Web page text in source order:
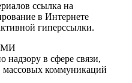
ссылка на
в Интернете
гиперссылки.
в сфере связи,
коммуникаций